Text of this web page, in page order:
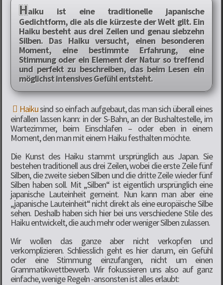
Haiku ist eine traditionelle japanische
Gedichtform, die als die kürzeste der Welt gilt. Ein
Haiku besteht aus drei Zeilen und genau siebzehn
Silben. Das Haiku versucht, einen besonderen
Moment, eine bestimmte Erfahrung, eine
Stimmung oder ein Element der Natur so treffend
und perfekt zu beschreiben, das beim Lesen ein
möglichst intensives Gefühl entsteht.
Haikusind so einfach aufgebaut, das man sich überall eines
einfallen lassen kann: in der S-Bahn, an der Bushaltestelle, im
Wartezimmer, beim Einschlafen – oder eben in einem
Moment, den man mit einem Haiku festhalten möchte.
Die Kunst des Haiku stammt ursprünglich aus Japan. Sie
bestehen traditionell aus drei Zeilen, wobei die erste Zeile fünf
Silben, die zweite sieben Silben und die dritte Zeile wieder fünf
Silben haben soll. Mit „Silben“ ist eigentlich ursprünglich eine
japanische Lauteinheit gemeint. Nun kann man aber eine
„japanische Lauteinheit“ nicht direkt als eine europäische Silbe
sehen. Deshalb haben sich hier bei uns verschiedene Stile des
Haiku entwickelt, die auch mehr oder weniger Silben zulassen.
Wir wollen das ganze aber nicht verkopfen und
verkomplizieren. Schliesslich geht es hier darum, ein Gefühl
oder eine Stimmung einzufangen, nicht um einen
Grammatikwettbewerb. Wir fokussieren uns also auf ganz
einfache, wenige Regeln -ansonsten ist alles erlaubt: